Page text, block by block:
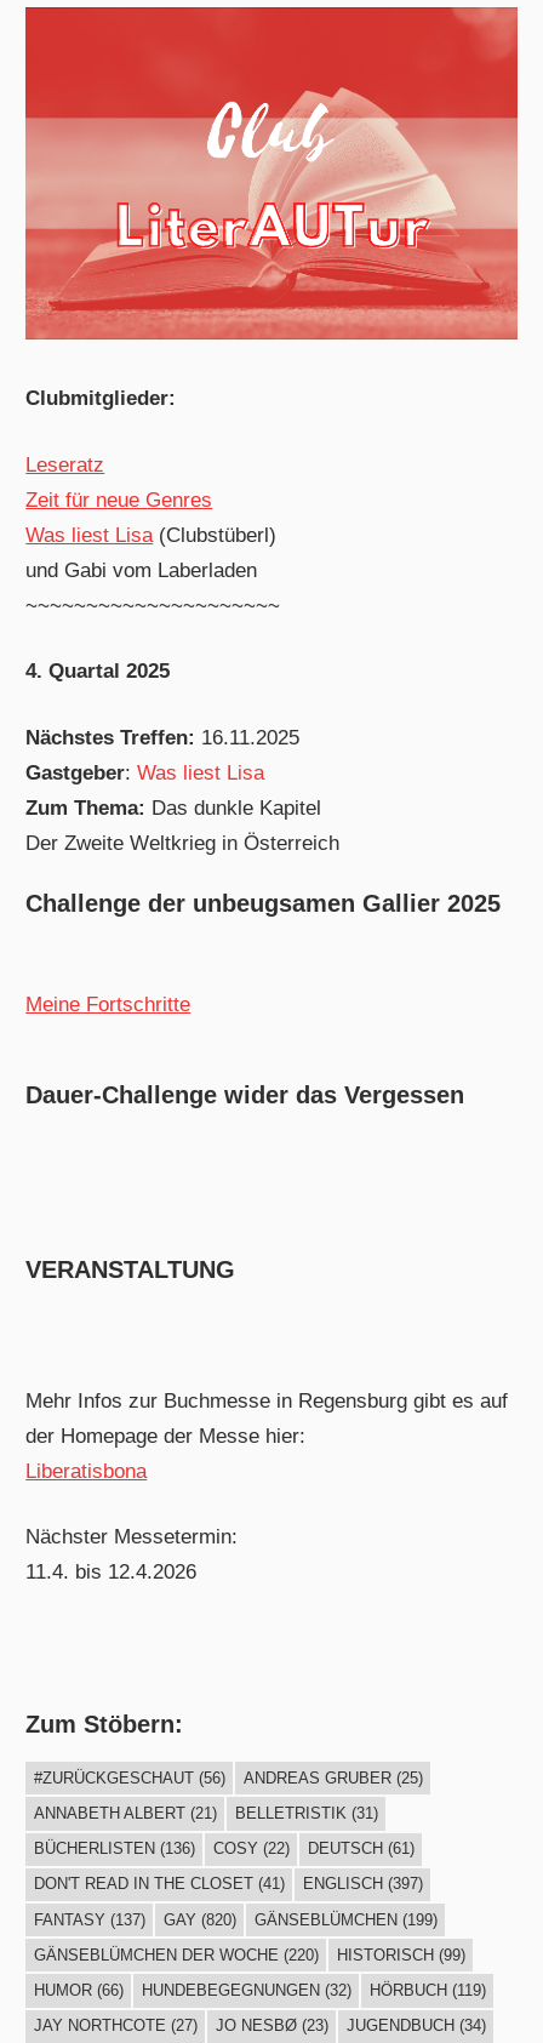
Clubmitglieder:
Leseratz
Zeit für neue Genres
Was liest Lisa(Clubstüberl)
und Gabi vom Laberladen
~~~~~~~~~~~~~~~~~~~~~
4. Quartal 2025
Nächstes Treffen: 16.11.2025
Gastgeber:Was liest Lisa
Zum Thema: Das dunkle Kapitel
Der Zweite Weltkrieg in Österreich
Challenge der unbeugsamen Gallier 2025
Meine Fortschritte
Dauer-Challenge wider das Vergessen
VERANSTALTUNG
Mehr Infos zur Buchmesse in Regensburg gibt es auf
der Homepage der Messe hier:
Liberatisbona
Nächster Messetermin:
11.4. bis 12.4.2026
Zum Stöbern:
#ZURÜCKGESCHAUT(56) ANDREAS GRUBER(25)
ANNABETH ALBERT(21) BELLETRISTIK (31)
BÜCHERLISTEN (136) COSY (22) DEUTSCH (61)
DON'T READ IN THE CLOSET(41) ENGLISCH (397)
FANTASY (137) GAY (820) GÄNSEBLÜMCHEN(199)
GÄNSEBLÜMCHEN DER WOCHE (220) HISTORISCH(99)
HUMOR(66) HUNDEBEGEGNUNGEN (32) HÖRBUCH (119)
JAY NORTHCOTE (27) JO NESBØ(23) JUGENDBUCH (34)